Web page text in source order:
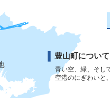
豊山町について
青い空、緑、そし
空港のにぎわいと